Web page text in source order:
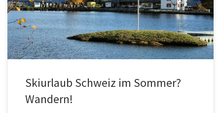
Wanderleiter Schweiz
Skiurlaub Schweiz im Sommer?
Wandern!